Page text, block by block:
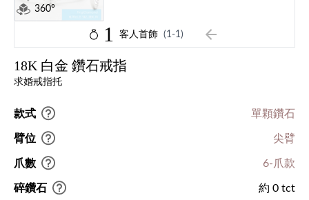
360°
1 客人首飾 (1-1)
18K 白金 鑽石戒指
求婚戒指托
款式 單顆鑽石
臂位 尖臂
爪數 6-爪款
碎鑽石 約 0 tct